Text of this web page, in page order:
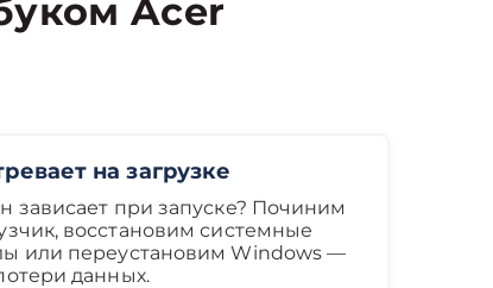
Acer
на загрузке
зависает при запуске? Починим
восстановим системные
или переустановим Windows —
данных.